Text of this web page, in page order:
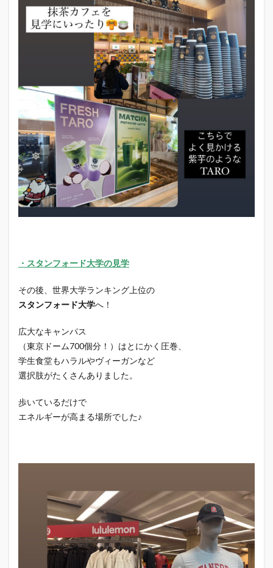
・スタンフォード大学の見学
その後、世界大学ランキング上位の
スタンフォード大学へ！
広大なキャンパス
（東京ドーム700個分！）はとにかく圧巻、
学生食堂もハラルやヴィーガンなど
選択肢がたくさんありました。
歩いているだけで
エネルギーが高まる場所でした♪